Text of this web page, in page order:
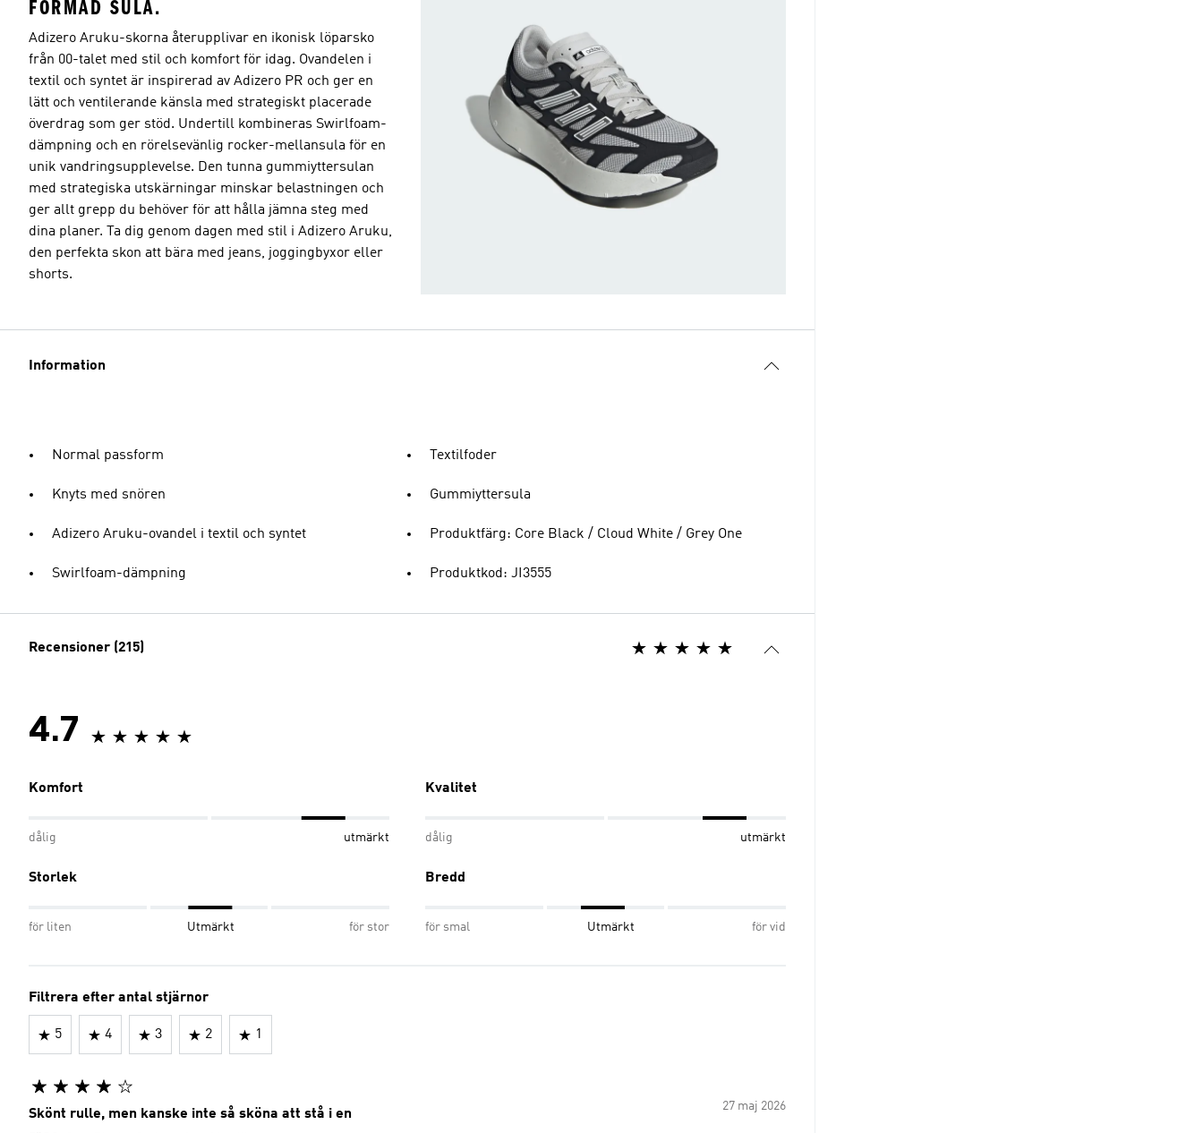
FORMAD SULA.
Adizero Aruku-skorna återupplivar en ikonisk löparsko
från 00-talet med stil och komfort för idag. Ovandelen i
textil och syntet är inspirerad av Adizero PR och ger en
lätt och ventilerande känsla med strategiskt placerade
överdrag som ger stöd. Undertill kombineras Swirlfoam-
dämpning och en rörelsevänlig rocker-mellansula för en
unik vandringsupplevelse. Den tunna gummiyttersulan
med strategiska utskärningar minskar belastningen och
ger allt grepp du behöver för att hålla jämna steg med
dina planer. Ta dig genom dagen med stil i Adizero Aruku,
den perfekta skon att bära med jeans, joggingbyxor eller
shorts.
Information
Normal passform
Knyts med snören
Adizero Aruku-ovandel i textil och syntet
Swirlfoam-dämpning
Textilfoder
Gummiyttersula
Produktfärg: Core Black / Cloud White / Grey One
Produktkod: JI3555
Recensioner (215)
4.7
Komfort
dålig utmärkt
Kvalitet
dålig utmärkt
Storlek
för liten Utmärkt för stor
Bredd
för smal Utmärkt för vid
Filtrera efter antal stjärnor
5 4 3 2 1
27 maj 2026
Skönt rulle, men kanske inte så sköna att stå i en